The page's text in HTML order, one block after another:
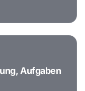
Aufgaben